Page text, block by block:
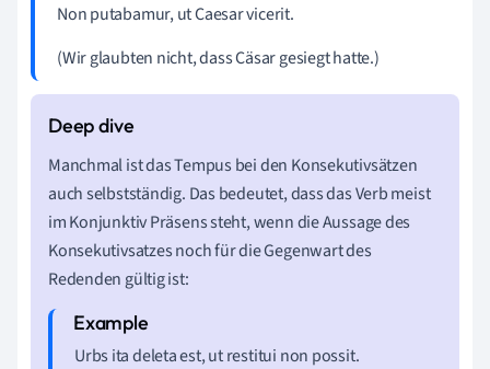
Non putabamur, ut Caesar vicerit.
(Wir glaubten nicht, dass Cäsar gesiegt hatte.)
Manchmal ist das Tempus bei den Konsekutivsätzen
auch selbstständig. Das bedeutet, dass das Verb meist
im Konjunktiv Präsens steht, wenn die Aussage des
Konsekutivsatzes noch für die Gegenwart des
Redenden gültig ist:
Urbs ita deleta est, ut restitui non possit.